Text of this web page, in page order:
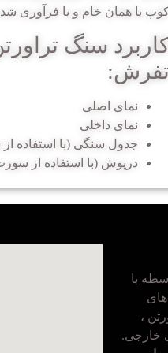
یا همان خام و یا فرآوری
سنگ
نمای اصلی
نمای داخلی
جدول سنگی (با استفاده
درپوش (با استفاده از
با
،
خارجی.